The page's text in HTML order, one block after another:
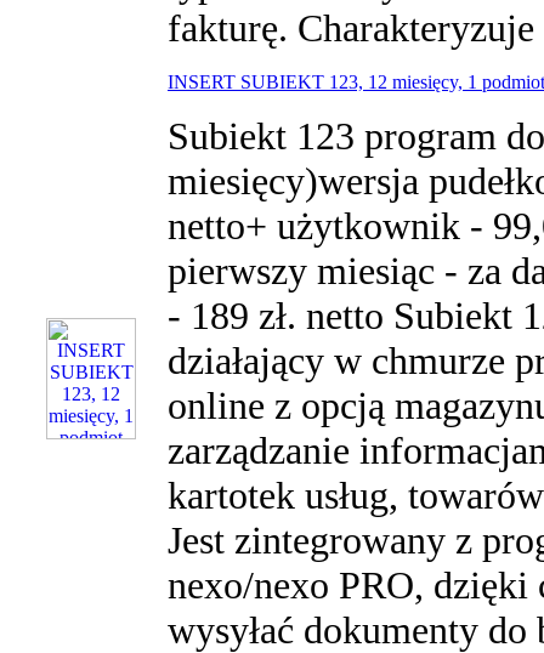
fakturę.
INSERT SUBIEKT 123, 12 miesięcy, 1
Subiekt 123 program
miesięcy)wersja
netto+ użytkownik -
pierwszy miesiąc - za
- 189 zł. netto Subiekt
działający w chmurze
online z opcją
zarządzanie
kartotek usług,
Jest zintegrowany z
nexo/nexo PRO, dzięki
wysyłać dokumenty